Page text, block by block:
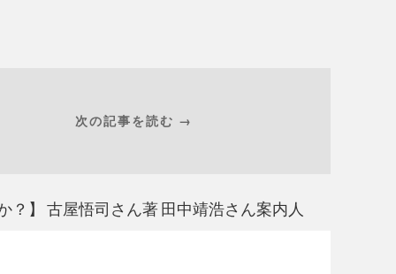
次の記事を読む →
】 古屋悟司さん著 田中靖浩さん案内人